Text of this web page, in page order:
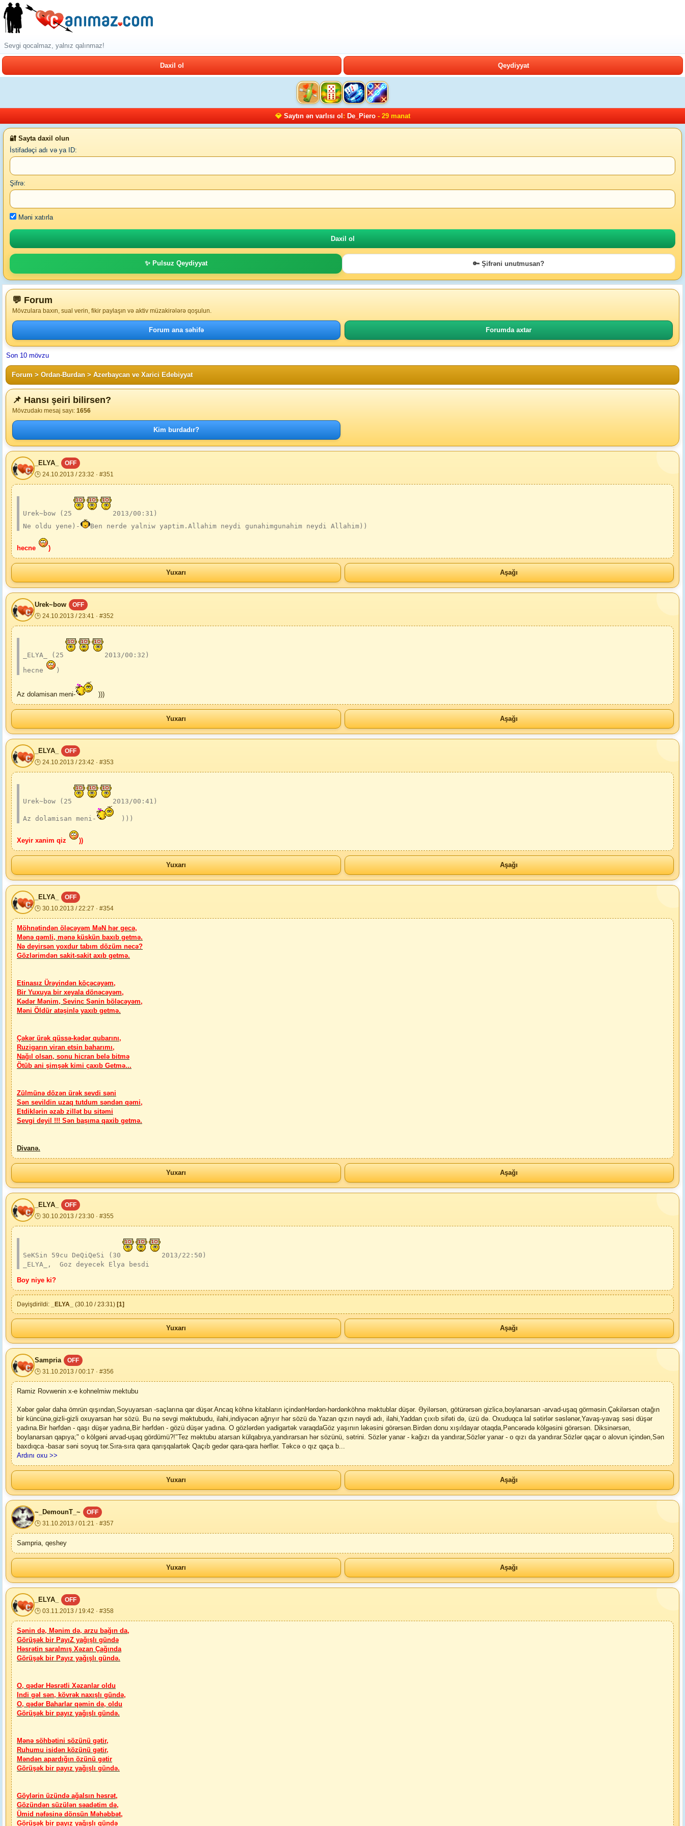
Sevgi qocalmaz, yalnız qalınmaz!
Daxil ol Qeydiyyat
💎 Saytın ən varlısı ol : De_Piero- 29 manat
🔐 Sayta daxil olun
İstifadəçi adı və ya ID:
Şifrə:
Məni xatırla
✨ Pulsuz Qeydiyyat 🔑 Şifrəni unutmusan?
💬 Forum
Mövzulara baxın, sual verin, fikir paylaşın və aktiv müzakirələrə qoşulun.
Forum ana səhifə Forumda axtar
Son 10 mövzu
Forum > Ordan-Burdan > Azerbaycan ve Xarici Edebiyyat
📌 Hansı şeiri bilirsen?
Mövzudakı mesaj sayı: 1656
Kim burdadır?
_ELYA_
OFF
🕒 24.10.2013 / 23:32 · #351
Urek~bow (25
2013/00:31)
Ne oldu yene)-
Ben nerde yalniw yaptim.Allahim neydi gunahimgunahim neydi Allahim))
hecne )
Yuxarı Aşağı
Urek~bow
OFF
🕒 24.10.2013 / 23:41 · #352
_ELYA_ (25
2013/00:32)
hecne
)
Az dolamisan meni- )))
Yuxarı Aşağı
_ELYA_
OFF
🕒 24.10.2013 / 23:42 · #353
Urek~bow (25 2013/00:41)
Az dolamisan meni- )))
Xeyir xanim qiz ))
Yuxarı Aşağı
_ELYA_
OFF
🕒 30.10.2013 / 22:27 · #354
Möhnətindən öləcəyəm MəN hər gecə,
Mənə qəmli, mənə küskün baxıb getmə.
Nə deyirsən yoxdur tabım dözüm necə?
Gözlərimdən sakit-sakit axıb getmə.
Etinasız Ürəyindən köçəcəyəm,
Bir Yuxuya bir xeyala dönəcəyəm,
Kədər Mənim, Sevinc Sənin böləcəyəm,
Məni Öldür atəşinlə yaxıb getmə.
Çəkər ürək qüssə-kədər qubarını,
Ruzigarın viran etsin baharımı,
Nağıl olsan, sonu hicran belə bitmə
Ötüb ani şimşək kimi çaxıb Getmə...
Zülmünə dözən ürək sevdi səni
Sən sevildin uzaq tutdum səndən qəmi,
Etdiklərin əzab zillət bu sitəmi
Sevgi deyil !!! Sən başıma qaxib getmə.
Divanə.
Yuxarı Aşağı
_ELYA_
OFF
🕒 30.10.2013 / 23:30 · #355
SeKSin 59cu DeQiQeSi (30
2013/22:50)
_ELYA_,  Goz deyecek Elya besdi
Boy niye ki?
Dəyişdirildi: _ELYA_ (30.10 / 23:31) [1]
Yuxarı Aşağı
Sampria
OFF
🕒 31.10.2013 / 00:17 · #356
Ramiz Rovwenin x-e kohnelmiw mektubu
Xəbər gələr daha ömrün qışından,Soyuyarsan -saçlarına qar düşər.Ancaq köhnə kitabların içindənHərdən-hərdənköhnə məktublar düşər. Əyilərsən, götürərsən gizlicə,boylanarsan -arvad-uşaq görməsin.Çəkilərsən otağın
bir küncünə,gizli-gizli oxuyarsan hər sözü. Bu nə sevgi məktubudu, ilahi,indiyəcən ağrıyır hər sözü də.Yazan qızın nəydi adı, ilahi,Yaddan çıxıb sifəti də, üzü də. Oxuduqca lal sətirlər səslənər,Yavaş-yavaş səsi düşər
yadına.Bir hərfdən - qaşı düşər yadına,Bir hərfdən - gözü düşər yadına. O gözlərdən yadigartək varaqdaGöz yaşının ləkəsini görərsən.Birdən donu xışıldayar otaqda,Pəncərədə kölgəsini görərsən. Diksinərsən,
boylanarsan qapıya;" o kölgəni arvad-uşaq gördümü?!"Tez məktubu atarsan külqabıya,yandırarsan hər sözünü, sətrini. Sözlər yanar - kağızı da yandırar,Sözlər yanar - o qızı da yandırar.Sözlər qaçar o alovun içindən,Sən
baxdıqca -basar səni soyuq tər.Sıra-sıra qara qarışqalartək Qaçıb gedər qara-qara hərflər. Təkcə o qız qaça b...
Ardını oxu >>
Yuxarı Aşağı
~_DemounT_~
OFF
🕒 31.10.2013 / 01:21 · #357
Sampria, qeshey
Yuxarı Aşağı
_ELYA_
OFF
🕒 03.11.2013 / 19:42 · #358
Sənin də, Mənim də, arzu bağın da,
Görüşək bir PayıZ yağışlı gündə
Həsrətin saralmış Xəzan Çağında
Görüşək bir Payız yağışlı gündə.
O, qədər Həsrətli Xəzanlar oldu
Indi gəl sən, kövrək naxışlı gündə,
O, qədər Baharlar qəmin də, oldu
Görüşək bir payız yağışlı gündə.
Mənə söhbətini sözünü gətir,
Ruhumu isidən közünü gətir,
Məndən apardığın özünü gətir
Görüşək bir payız yağışlı gündə.
Göylərin üzündə ağalsın həsrət,
Gözündən süzülən səadətim də,
Ümid nəfəsinə dönsün Məhəbbət,
Görüşək bir payız yağışlı gündə